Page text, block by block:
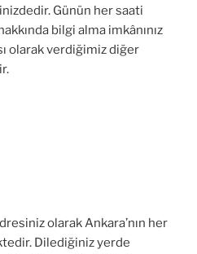
Günün her saati
bilgi alma imkânınız
olarak verdiğimiz diğer
olarak Ankara’nın her
Dilediğiniz yerde